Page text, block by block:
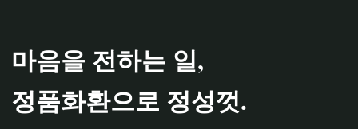
마음을 전하는 일,
정품화환으로 정성껏.